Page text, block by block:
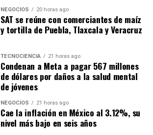
NEGOCIOS 20 horas ago
SAT se reúne con comerciantes de maíz
y tortilla de Puebla, Tlaxcala y Veracruz
TECNOCIENCIA 21 horas ago
Condenan a Meta a pagar 567 millones
de dólares por daños a la salud mental
de jóvenes
NEGOCIOS 21 horas ago
Cae la inflación en México al 3.12%, su
nivel más bajo en seis años